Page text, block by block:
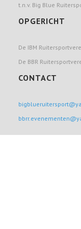
t.n.v. Big Blue
OPGERICHT
De IBM
De BBR
CONTACT